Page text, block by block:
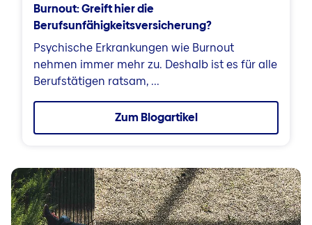
Burnout: Greift hier die
Berufsunfähigkeitsversicherung?
Psychische Erkrankungen wie Burnout
nehmen immer mehr zu. Deshalb ist es für alle
Berufstätigen ratsam, ...
Zum Blogartikel